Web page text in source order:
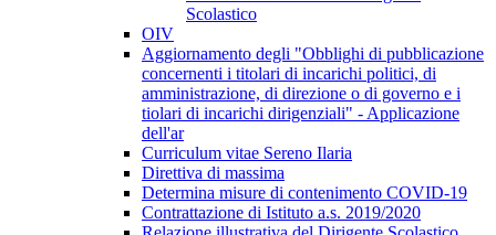
Scolastico
OIV
Aggiornamento degli "Obblighi di pubblicazione
concernenti i titolari di incarichi politici, di
amministrazione, di direzione o di governo e i
tiolari di incarichi dirigenziali" - Applicazione
dell'ar
Curriculum vitae Sereno Ilaria
Direttiva di massima
Determina misure di contenimento COVID-19
Contrattazione di Istituto a.s. 2019/2020